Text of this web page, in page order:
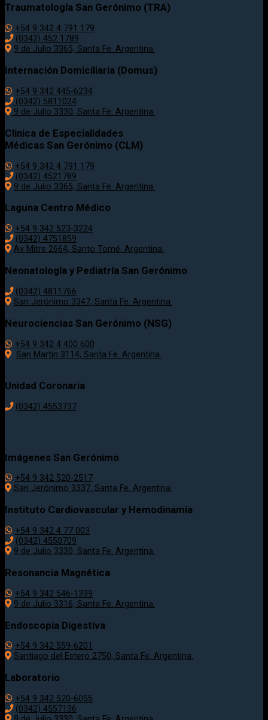
Traumatología San Gerónimo (TRA)
+54 9 342 4 791 179
(0342) 452 1789
9 de Julio 3365, Santa Fe. Argentina.
Internación Domiciliaria (Domus)
+54 9 342 445-6234
(0342) 5811024
9 de Julio 3330, Santa Fe. Argentina.
Clinica de Especialidades
Médicas San Gerónimo (CLM)
+54 9 342 4 791 179
(0342) 4521789
9 de Julio 3365, Santa Fe. Argentina.
Laguna Centro Médico
+54 9 342 523-3224
(0342) 4751859
Av Mitre 2664, Santo Tomé. Argentina.
Neonatología y Pediatría San Gerónimo
(0342) 4811766
San Jerónimo 3347, Santa Fe. Argentina.
Neurociencias San Gerónimo (NSG)
+54 9 342 4 400 600
San Martin 3114, Santa Fe. Argentina.
Unidad Coronaria
(0342) 4553737
Imágenes San Gerónimo
+54 9 342 520-2517
San Jerónimo 3337, Santa Fe. Argentina.
Instituto Cardiovascular y Hemodinamia
+54 9 342 4 77 003
(0342) 4550709
9 de Julio 3330, Santa Fe. Argentina.
Resonancia Magnética
+54 9 342 546-1399
9 de Julio 3316, Santa Fe. Argentina.
Endoscopia Digestiva
+54 9 342 559-6201
Santiago del Estero 2750, Santa Fe. Argentina.
Laboratorio
+54 9 342 520-6055
(0342) 4557136